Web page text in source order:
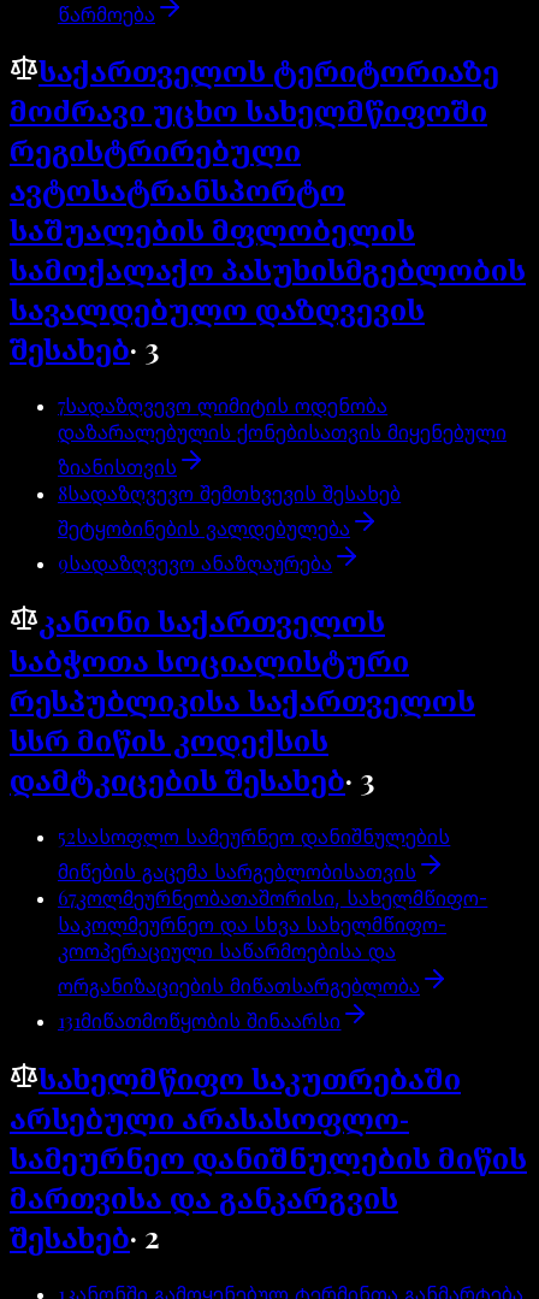
წარმოება
საქართველოს ტერიტორიაზე
მოძრავი უცხო სახელმწიფოში
რეგისტრირებული
ავტოსატრანსპორტო
საშუალების მფლობელის
სამოქალაქო პასუხისმგებლობის
სავალდებულო დაზღვევის
შესახებ· 3
7სადაზღვევო ლიმიტის ოდენობა
დაზარალებულის ქონებისათვის მიყენებული
ზიანისთვის
8სადაზღვევო შემთხვევის შესახებ
შეტყობინების ვალდებულება
9სადაზღვევო ანაზღაურება
კანონი საქართველოს
საბჭოთა სოციალისტური
რესპუბლიკისა საქართველოს
სსრ მიწის კოდექსის
დამტკიცების შესახებ· 3
52სასოფლო სამეურნეო დანიშნულების
მიწების გაცემა სარგებლობისათვის
67კოლმეურნეობათაშორისი, სახელმწიფო-
საკოლმეურნეო და სხვა სახელმწიფო-
კოოპერაციული საწარმოებისა და
ორგანიზაციების მიწათსარგებლობა
131მიწათმოწყობის შინაარსი
სახელმწიფო საკუთრებაში
არსებული არასასოფლო-
სამეურნეო დანიშნულების მიწის
მართვისა და განკარგვის
შესახებ· 2
1 კანონში გამოყენებულ ტერმინთა განმარტება